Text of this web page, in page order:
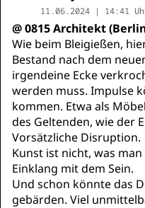
11.06.2024 | 14:41
@ 0815 Architekt
Wie beim Bleigießen,
Bestand nach dem
irgendeine Ecke
werden muss. Impulse
kommen. Etwa als
des Geltenden, wie der
Vorsätzliche Disruption.
Kunst ist nicht, was
Einklang mit dem Sein.
Und schon könnte das
gebärden. Viel